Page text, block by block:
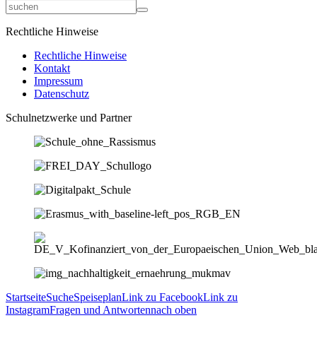
Rechtliche Hinweise
Rechtliche Hinweise
Kontakt
Impressum
Datenschutz
Schulnetzwerke und Partner
StartseiteSucheSpeiseplanLink zu FacebookLink zu
InstagramFragen und Antwortennach oben